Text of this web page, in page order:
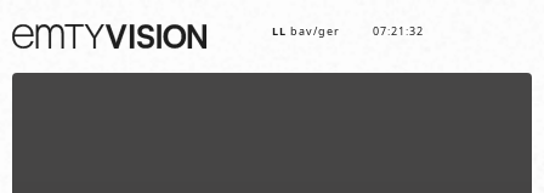
LL bav/ger 07:21:33